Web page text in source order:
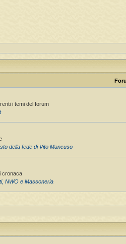
i temi del forum
della fede di Vito Mancuso
cronaca
NWO e Massoneria